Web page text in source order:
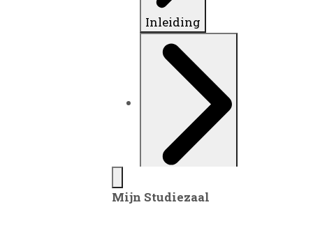
Inleiding
Mijn Studiezaal